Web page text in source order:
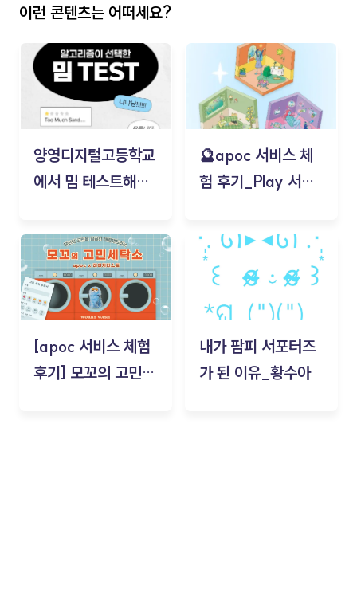
이런 콘텐츠는 어떠세요?
양영디지털고등학교
에서 밈 테스트해보
🔮apoc 서비스 체
험 후기_Play 서비
김태현
[apoc 서비스 체험
후기] 모꼬의 고민세
내가 팜피 서포터즈
가 된 이유_황수아